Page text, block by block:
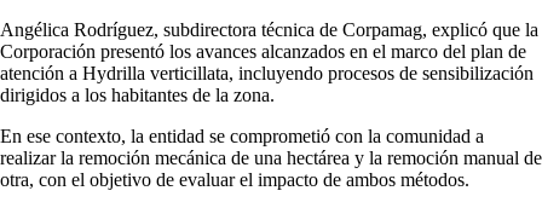
Angélica Rodríguez, subdirectora técnica de Corpamag, explicó que la
Corporación presentó los avances alcanzados en el marco del plan de
atención a Hydrilla verticillata, incluyendo procesos de sensibilización
dirigidos a los habitantes de la zona.
En ese contexto, la entidad se comprometió con la comunidad a
realizar la remoción mecánica de una hectárea y la remoción manual de
otra, con el objetivo de evaluar el impacto de ambos métodos.